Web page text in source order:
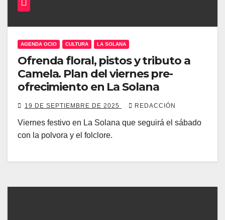
AGENDA OCIO CULTURA LA SOLANA
Ofrenda floral, pistos y tributo a
Camela. Plan del viernes pre-
ofrecimiento en La Solana
19 DE SEPTIEMBRE DE 2025 REDACCIÓN
Viernes festivo en La Solana que seguirá el sábado
con la polvora y el folclore.